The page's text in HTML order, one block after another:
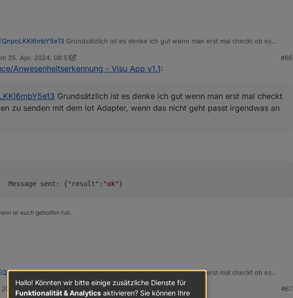
Grundsätzlich ist es denke ich gut wenn man erst mal checkt ob es
ov-file#send-messages-to-app
25. Apr. 2024, 08:51
von sigi234
#66
Anwesenheitserkennung - Visu App v1.1:
Grundsätzlich ist es denke ich gut wenn man erst mal checkt
zu senden mit dem iot Adapter, wenn das nicht geht passt irgendwas an
	debug	Message sent: {"result":
"ok"}
er euch geholfen hat.
Grundsätzlich ist es denke ich gut wenn man erst mal checkt ob es
zu senden mit dem iot Adapter, wenn das nicht geht passt irgendwas an den Settings
ov-file#send-messages-to-app
08:52 #67
Hallo! Könnten wir bitte einige zusätzliche Dienste für
Funktionalität & Analytics aktivieren? Sie können Ihre